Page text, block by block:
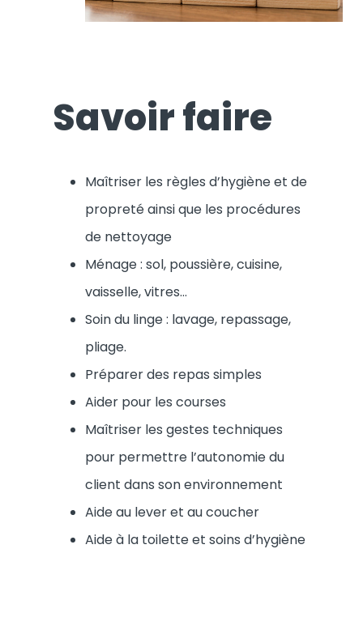
Savoir faire
Maîtriser les règles d’hygiène et de
propreté ainsi que les procédures
de nettoyage
Ménage : sol, poussière, cuisine,
vaisselle, vitres…
Soin du linge : lavage, repassage,
pliage.
Préparer des repas simples
Aider pour les courses
Maîtriser les gestes techniques
pour permettre l’autonomie du
client dans son environnement
Aide au lever et au coucher
Aide à la toilette et soins d’hygiène